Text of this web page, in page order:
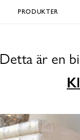
PRODUKTER
Detta är en